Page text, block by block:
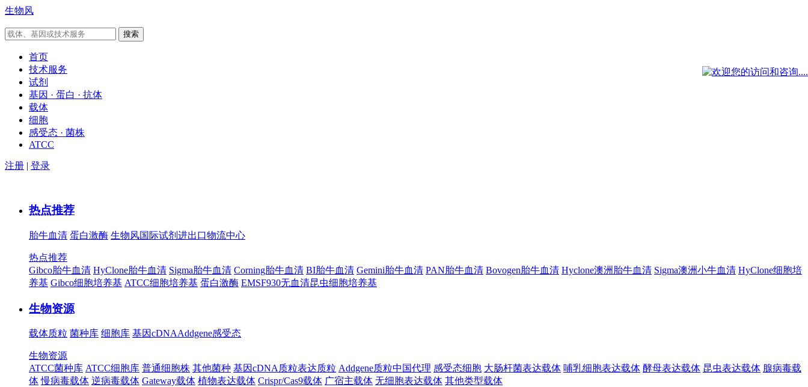
生物风
首页
技术服务
试剂
基因 · 蛋白 · 抗体
载体
细胞
感受态 · 菌株
ATCC
注册 | 登录
热点推荐
胎牛血清 蛋白激酶 生物风国际试剂进出口物流中心
热点推荐
Gibco胎牛血清 HyClone胎牛血清 Sigma胎牛血清 Corning胎牛血清 BI胎牛血清 Gemini胎牛血清 PAN胎牛血清 Bovogen胎牛血清 Hyclone澳洲胎牛血清 Sigma澳洲小牛血清 HyClone细胞培
养基 Gibco细胞培养基 ATCC细胞培养基 蛋白激酶 EMSF930无血清昆虫细胞培养基
生物资源
载体质粒 菌种库 细胞库 基因cDNAAddgene感受态
生物资源
ATCC菌种库 ATCC细胞库 普通细胞株 其他菌种 基因cDNA质粒表达质粒 Addgene质粒中国代理 感受态细胞 大肠杆菌表达载体 哺乳细胞表达载体 酵母表达载体 昆虫表达载体 腺病毒载
体 慢病毒载体 逆病毒载体 Gateway载体 植物表达载体 Crispr/Cas9载体 广宿主载体 无细胞表达载体 其他类型载体